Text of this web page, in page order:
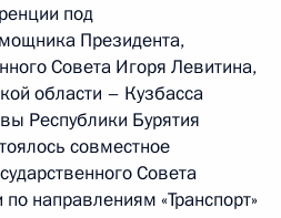
под
Президента,
Совета Игоря Левитина,
области – Кузбасса
Республики Бурятия
совместное
Совета
направлениям «Транспорт»